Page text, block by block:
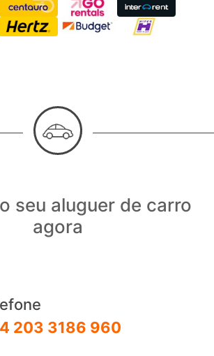
seu aluguer de carro
agora
203 3186 960